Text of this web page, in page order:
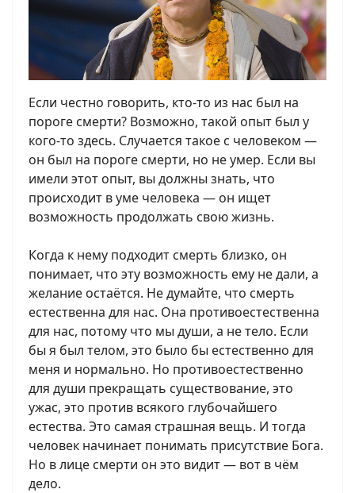
Если честно говорить, кто-то из нас был на
пороге смерти? Возможно, такой опыт был у
кого-то здесь. Случается такое с человеком —
он был на пороге смерти, но не умер. Если вы
имели этот опыт, вы должны знать, что
происходит в уме человека — он ищет
возможность продолжать свою жизнь.
Когда к нему подходит смерть близко, он
понимает, что эту возможность ему не дали, а
желание остаётся. Не думайте, что смерть
естественна для нас. Она противоестественна
для нас, потому что мы души, а не тело. Если
бы я был телом, это было бы естественно для
меня и нормально. Но противоестественно
для души прекращать существование, это
ужас, это против всякого глубочайшего
естества. Это самая страшная вещь. И тогда
человек начинает понимать присутствие Бога.
Но в лице смерти он это видит — вот в чём
дело.